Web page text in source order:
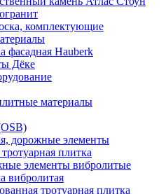
комплектующие
фасадная Hauberk
Дёке
материалы
дорожные элементы
плитка
элементы вибролитые
вибролитая
тротуарная плитка